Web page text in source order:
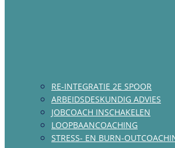
RE-INTEGRATIE 2E SPOOR
ARBEIDSDESKUNDIG ADVIES
JOBCOACH INSCHAKELEN
LOOPBAANCOACHING
STRESS- EN BURN-